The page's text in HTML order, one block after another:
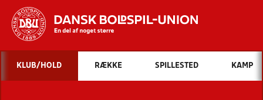
Hvad vil du søge efter?
INDHOLD OG NYHEDER
KLUB/HOLD RÆKKE SPILLESTED KAMP